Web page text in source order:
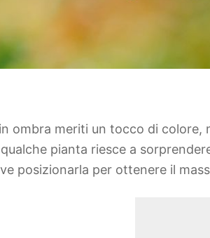
ombra meriti un tocco di
pianta riesce a
posizionarla per ottenere il